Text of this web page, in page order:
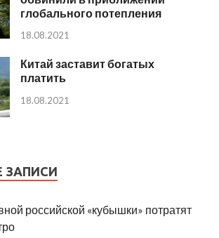
глобального потепления
18.08.2021
Китай заставит богатых
платить
18.08.2021
ЗАПИСИ
российской «кубышки» потратят